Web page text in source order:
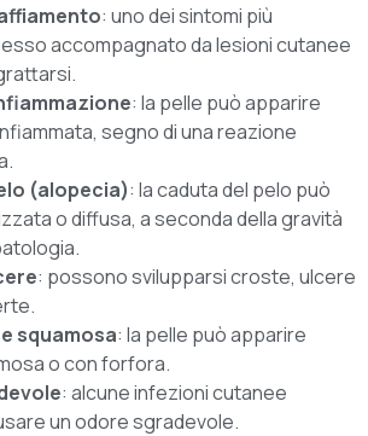
: uno dei sintomi più
accompagnato da lesioni cutanee
: la pelle può apparire
segno di una reazione
(alopecia): la caduta del pelo può
o diffusa, a seconda della gravità
: possono svilupparsi croste, ulcere
squamosa: la pelle può apparire
o con forfora.
: alcune infezioni cutanee
un odore sgradevole.